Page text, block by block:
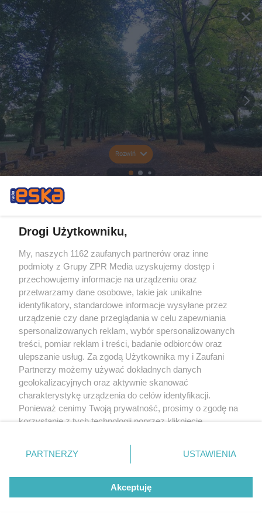
Rozwiń
Drogi Użytkowniku,
My, naszych 1162 zaufanych partnerów oraz inne
podmioty z Grupy ZPR Media uzyskujemy dostęp i
przechowujemy informacje na urządzeniu oraz
przetwarzamy dane osobowe, takie jak unikalne
identyfikatory, standardowe informacje wysyłane przez
urządzenie czy dane przeglądania w celu zapewniania
spersonalizowanych reklam, wybór spersonalizowanych
treści, pomiar reklam i treści, badanie odbiorców oraz
ulepszanie usług. Za zgodą Użytkownika my i Zaufani
Partnerzy możemy używać dokładnych danych
geolokalizacyjnych oraz aktywnie skanować
charakterystykę urządzenia do celów identyfikacji.
Ponieważ cenimy Twoją prywatność, prosimy o zgodę na
korzystanie z tych technologii poprzez kliknięcie
zmienić/wycofać klikając przycisk ustawień prywatności
znajdujący się w lewym dolnym rogu strony
rodzaje przetwarzania danych nie wymagają zgody
użytkownika, ale masz prawo sprzeciwić się takiemu
przetwarzaniu. Preferencje będą miały zastosowanie tylko
PARTNERZY USTAWIENIA
Akceptuję